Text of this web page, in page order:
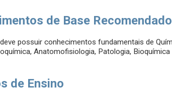
de Base
possuir conhecimentos fundamentais de
Anatomofisiologia, Patologia,
de Ensino